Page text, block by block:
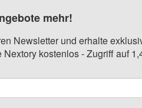
mehr!
Newsletter und erhalte
Nextory kostenlos - Zugriff auf